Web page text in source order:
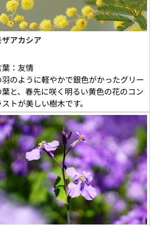
ザアカシア
：友情
羽のように軽やかで銀色がかったグリー
葉と、春先に咲く明るい黄色の花のコン
ストが美しい樹木です。